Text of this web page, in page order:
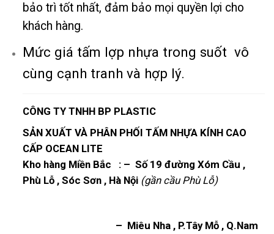
bảo trì tốt nhất, đảm bảo mọi quyền lợi cho
khách hàng.
Mức giá tấm lợp nhựa trong suốt vô
cùng cạnh tranh và hợp lý.
CÔNG TY TNHH BP PLASTIC
SẢN XUẤT VÀ PHÂN PHỐI TẤM NHỰA KÍNH CAO
CẤP OCEAN LITE
Kho hàng Miền Bắc : – Số 19 đường Xóm Cầu ,
Phù Lỗ , Sóc Sơn , Hà Nội (gần cầu Phù Lỗ)
– Miêu Nha , P.Tây Mỗ , Q.Nam